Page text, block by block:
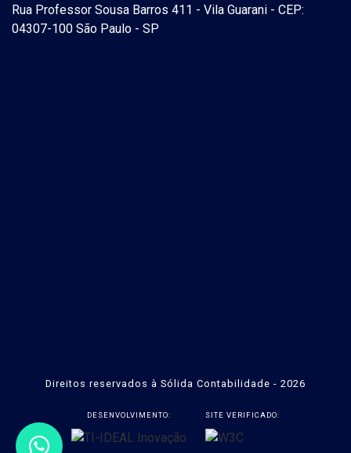
Rua Professor Sousa Barros 411 - Vila Guarani - CEP:
04307-100 São Paulo - SP
Direitos reservados à Sólida Contabilidade - 2026
DESENVOLVIMENTO: SITE VERIFICADO: